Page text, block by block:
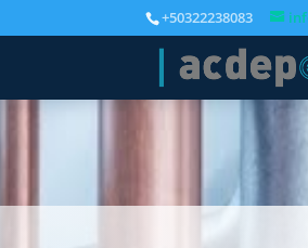
+50322238083